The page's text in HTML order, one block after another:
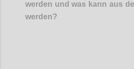
werden und was kann aus
werden?